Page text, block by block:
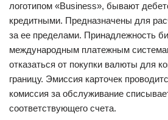
логотипом «Business», бывают
кредитными. Предназначены для
за ее пределами. Принадлежность
международным платежным
отказаться от покупки валюты для
границу. Эмиссия карточек
комиссия за обслуживание
соответствующего счета.